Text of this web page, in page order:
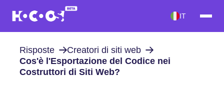
IT
Risposte
Creatori di siti web
Cos'è l'Esportazione del Codice nei
Costruttori di Siti Web?